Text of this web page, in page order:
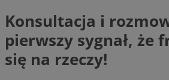
Konsultacja i
pierwszy sygnał, że
się na rzeczy!